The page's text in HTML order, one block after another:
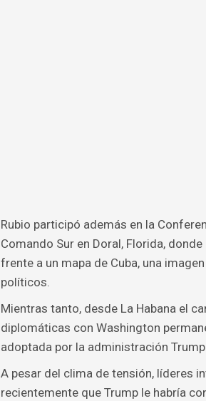
Rubio participó además en la
Comando Sur en Doral, Florida,
frente a un mapa de Cuba, una
políticos.
Mientras tanto, desde La Habana el
diplomáticas con Washington
adoptada por la administración
A pesar del clima de tensión, líderes
recientemente que Trump le habría